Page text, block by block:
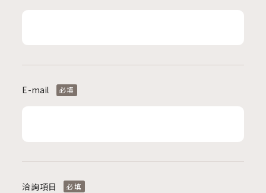
E-mail 必填
洽詢項目 必填